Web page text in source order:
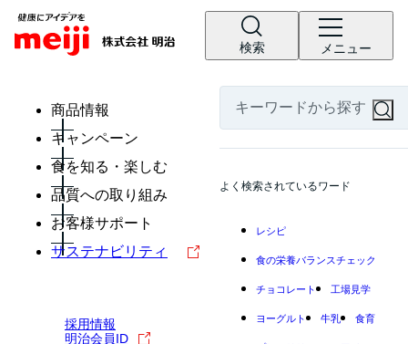
検索 メニュー
商品情報
キャンペーン
食を知る・楽しむ
品質への取り組み
お客様サポート
サステナビリティ
採用情報
明治会員ID
よく検索されているワード
レシピ
食の栄養バランスチェック
チョコレート 工場見学
ヨーグルト 牛乳 食育